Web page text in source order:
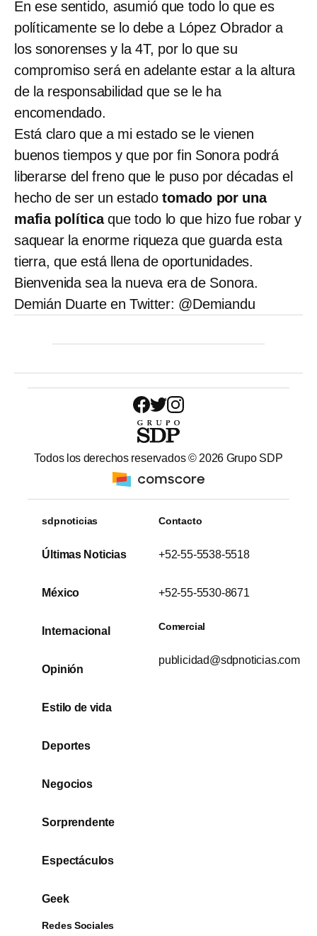
En ese sentido, asumió que todo lo que es
políticamente se lo debe a López Obrador a
los sonorenses y la 4T, por lo que su
compromiso será en adelante estar a la altura
de la responsabilidad que se le ha
encomendado.
Está claro que a mi estado se le vienen
buenos tiempos y que por fin Sonora podrá
liberarse del freno que le puso por décadas el
hecho de ser un estadotomado por una
mafia políticaque todo lo que hizo fue robar y
saquear la enorme riqueza que guarda esta
tierra, que está llena de oportunidades.
Bienvenida sea la nueva era de Sonora.
Demián Duarte en Twitter: @Demiandu
Todos los derechos reservados © 2026 Grupo SDP
sdpnoticias
Últimas Noticias
México
Internacional
Opinión
Estilo de vida
Deportes
Negocios
Sorprendente
Espectáculos
Geek
Contacto
+52-55-5538-5518
+52-55-5530-8671
Comercial
publicidad@sdpnoticias.com
Redes Sociales